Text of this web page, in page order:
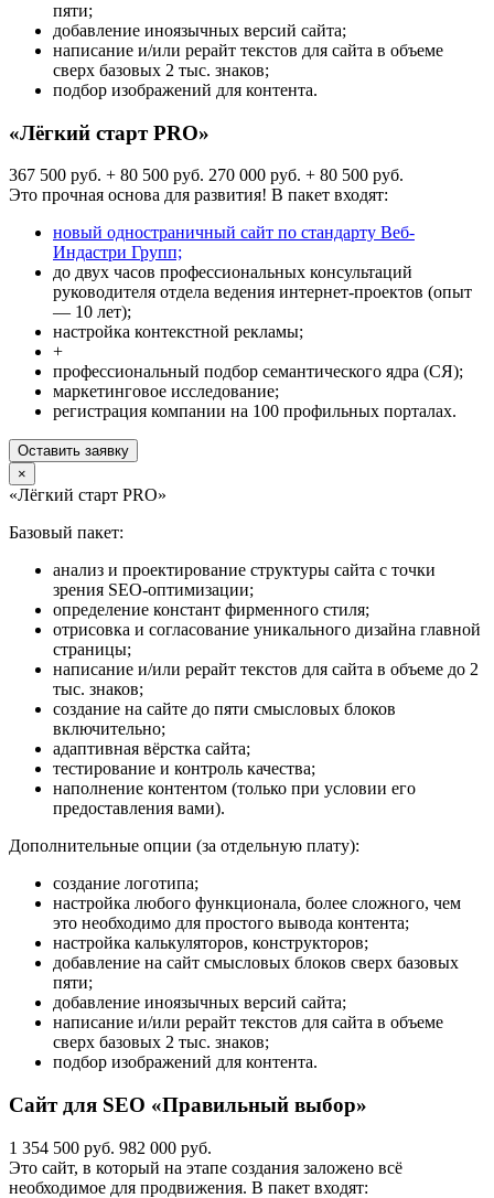
пяти;
добавление иноязычных версий сайта;
написание и/или рерайт текстов для сайта в объеме
сверх базовых 2 тыс. знаков;
подбор изображений для контента.
«Лёгкий старт PRO»
367 500 руб. + 80 500 руб. 270 000 руб. + 80 500 руб.
Это прочная основа для развития! В пакет входят:
новый одностраничный сайт по стандарту Веб-
Индастри Групп;
до двух часов профессиональных консультаций
руководителя отдела ведения интернет-проектов (опыт
— 10 лет);
настройка контекстной рекламы;
+
профессиональный подбор семантического ядра (СЯ);
маркетинговое исследование;
регистрация компании на 100 профильных порталах.
Оставить заявку
×
«Лёгкий старт PRO»
Базовый пакет:
анализ и проектирование структуры сайта с точки
зрения SEO-оптимизации;
определение констант фирменного стиля;
отрисовка и согласование уникального дизайна главной
страницы;
написание и/или рерайт текстов для сайта в объеме до 2
тыс. знаков;
создание на сайте до пяти смысловых блоков
включительно;
адаптивная вёрстка сайта;
тестирование и контроль качества;
наполнение контентом (только при условии его
предоставления вами).
Дополнительные опции (за отдельную плату):
создание логотипа;
настройка любого функционала, более сложного, чем
это необходимо для простого вывода контента;
настройка калькуляторов, конструкторов;
добавление на сайт смысловых блоков сверх базовых
пяти;
добавление иноязычных версий сайта;
написание и/или рерайт текстов для сайта в объеме
сверх базовых 2 тыс. знаков;
подбор изображений для контента.
Сайт для SEO «Правильный выбор»
1 354 500 руб. 982 000 руб.
Это сайт, в который на этапе создания заложено всё
необходимое для продвижения. В пакет входят: